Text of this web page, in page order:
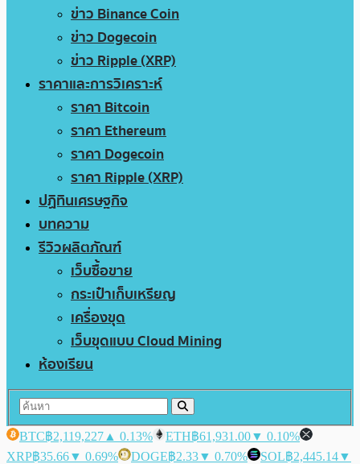
ข่าว Binance Coin
ข่าว Dogecoin
ข่าว Ripple (XRP)
ราคาและการวิเคราะห์
ราคา Bitcoin
ราคา Ethereum
ราคา Dogecoin
ราคา Ripple (XRP)
ปฏิทินเศรษฐกิจ
บทความ
รีวิวผลิตภัณฑ์
เว็บซื้อขาย
กระเป๋าเก็บเหรียญ
เครื่องขุด
เว็บขุดแบบ Cloud Mining
ห้องเรียน
BTC฿2,119,227 ▲ 0.13% ETH฿61,931.00▼ 0.10%
XRP฿35.66▼ 0.69% DOGE฿2.33▼ 0.70% SOL฿2,445.14▼